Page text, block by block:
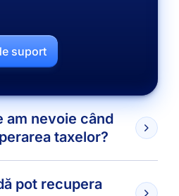
suport
am nevoie când
taxelor?
pot recupera